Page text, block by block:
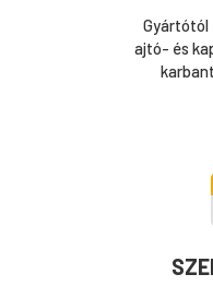
Gyártótól
ajtó- és